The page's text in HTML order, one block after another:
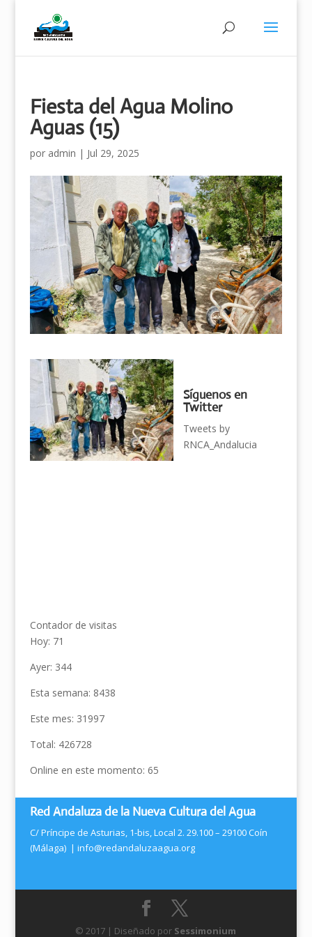
Fiesta del Agua Molino
Aguas (15)
por admin | Jul 29, 2025
Síguenos en
Twitter
Tweets by
RNCA_Andalucia
Contador de visitas
Hoy: 71
Ayer: 344
Esta semana: 8438
Este mes: 31997
Total: 426728
Online en este momento: 65
Red Andaluza de la Nueva Cultura del Agua
C/ Príncipe de Asturias, 1-bis, Local 2. 29.100 – 29100 Coín
(Málaga) | info@redandaluzaagua.org
© 2017 | Diseñado por Sessimonium